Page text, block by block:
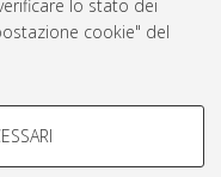
lo stato dei
cookie" del